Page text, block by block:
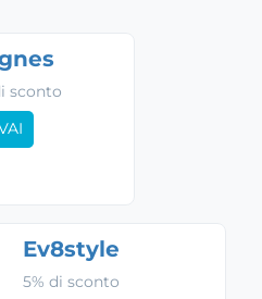
sconto
Ev8style
5% di sconto